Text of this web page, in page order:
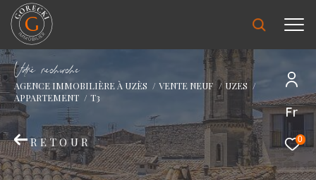
Fr
0
Vore recece
AGENCE IMMOBILIÈRE À UZÈS VENTE NEUF
UZES
APPARTEMENT
T3
RETOUR